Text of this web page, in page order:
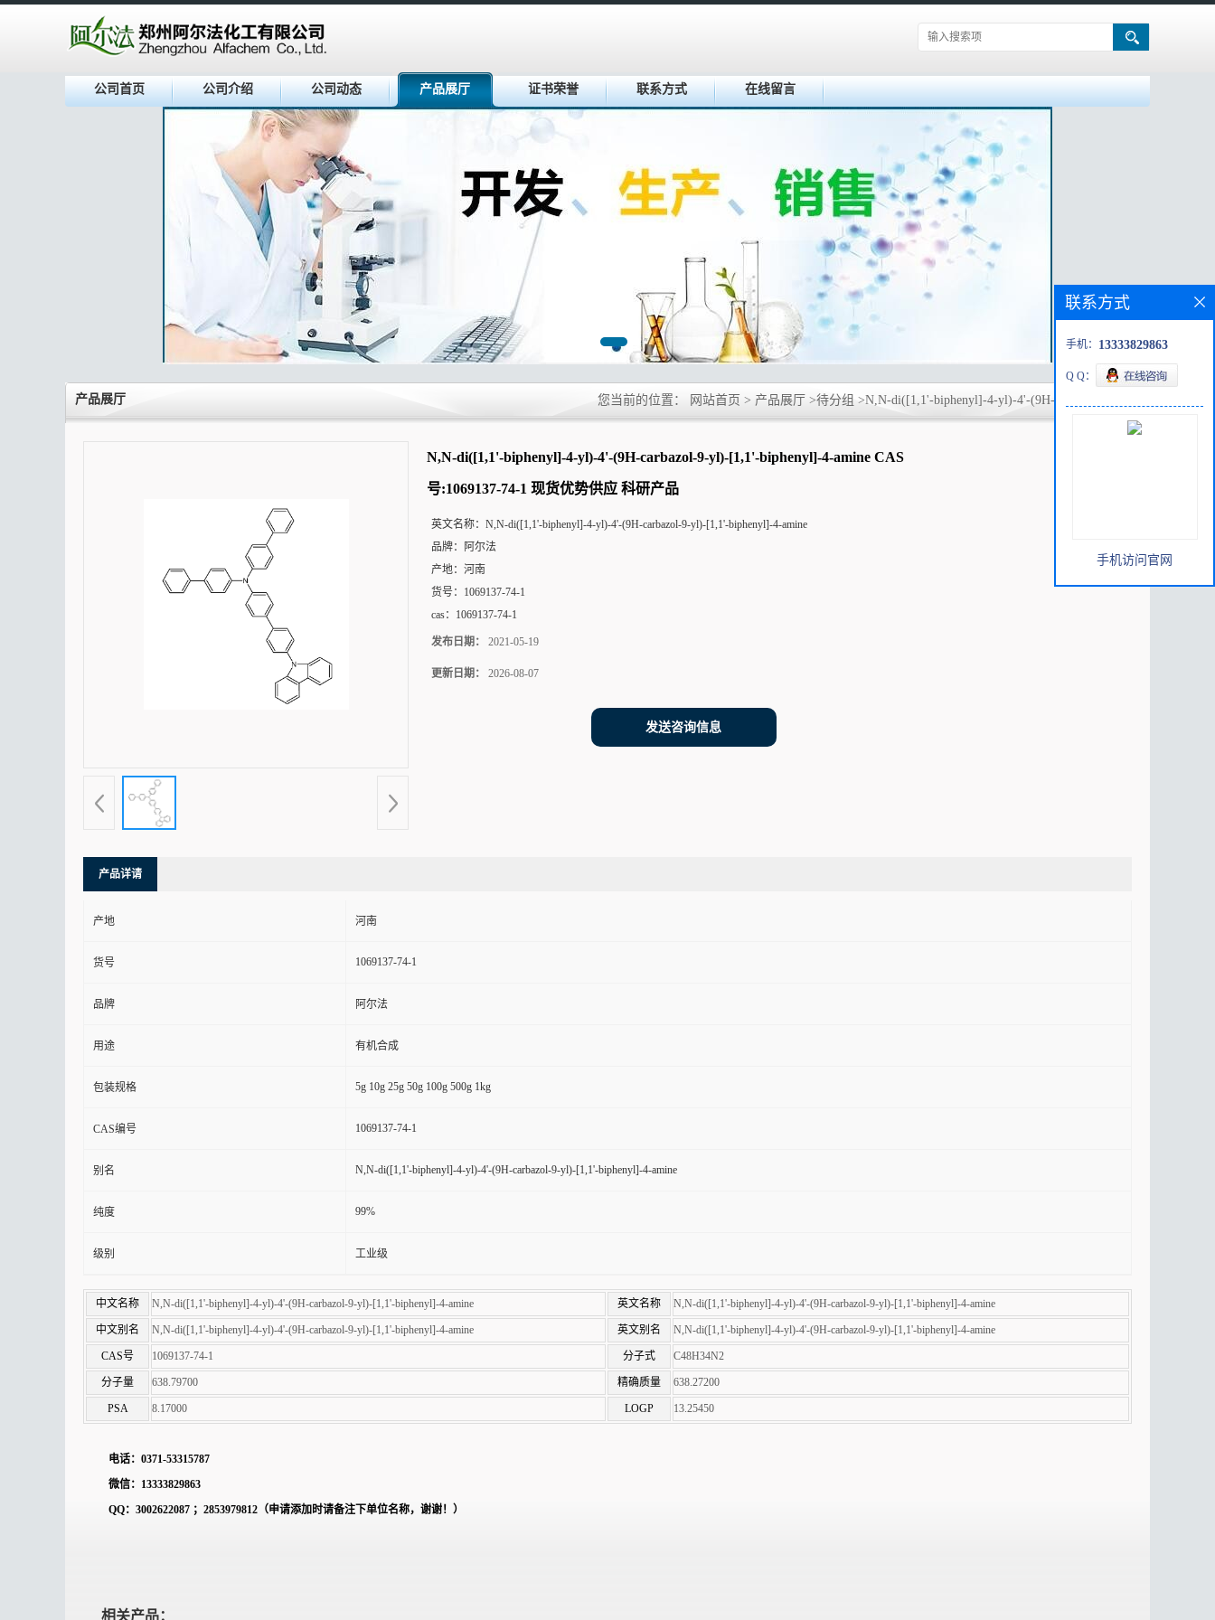
公司首页 公司介绍 公司动态 产品展厅 证书荣誉 联系方式 在线留言
产品展厅 您当前的位置： 网站首页 > 产品展厅 >待分组 >N,N-di([1,1'-biphenyl]-4-yl)-4'-(9H-carbazol-9-yl)-
N,N-di([1,1'-biphenyl]-4-yl)-4'-(9H-carbazol-9-yl)-[1,1'-biphenyl]-4-amine CAS
号:1069137-74-1 现货优势供应 科研产品
英文名称： N,N-di([1,1'-biphenyl]-4-yl)-4'-(9H-carbazol-9-yl)-[1,1'-biphenyl]-4-amine
品牌： 阿尔法
产地： 河南
货号： 1069137-74-1
cas： 1069137-74-1
发布日期： 2021-05-19
更新日期： 2026-08-07
发送咨询信息
产品详请
产地 河南
货号 1069137-74-1
品牌 阿尔法
用途 有机合成
包装规格 5g 10g 25g 50g 100g 500g 1kg
CAS编号 1069137-74-1
别名 N,N-di([1,1'-biphenyl]-4-yl)-4'-(9H-carbazol-9-yl)-[1,1'-biphenyl]-4-amine
纯度 99%
级别 工业级
中文名称 N,N-di([1,1'-biphenyl]-4-yl)-4'-(9H-carbazol-9-yl)-[1,1'-biphenyl]-4-amine 英文名称 N,N-di([1,1'-biphenyl]-4-yl)-4'-(9H-carbazol-9-yl)-[1,1'-biphenyl]-4-amine
中文别名 N,N-di([1,1'-biphenyl]-4-yl)-4'-(9H-carbazol-9-yl)-[1,1'-biphenyl]-4-amine 英文别名 N,N-di([1,1'-biphenyl]-4-yl)-4'-(9H-carbazol-9-yl)-[1,1'-biphenyl]-4-amine
CAS号 1069137-74-1 分子式 C48H34N2
分子量 638.79700 精确质量 638.27200
PSA 8.17000 LOGP 13.25450
电话： 0371-53315787
微信： 13333829863
QQ： 3002622087 ； 2853979812 （申请添加时请备注下单位名称，谢谢！）
相关产品：
联系方式
手机： 13333829863
Q Q：
手机访问官网